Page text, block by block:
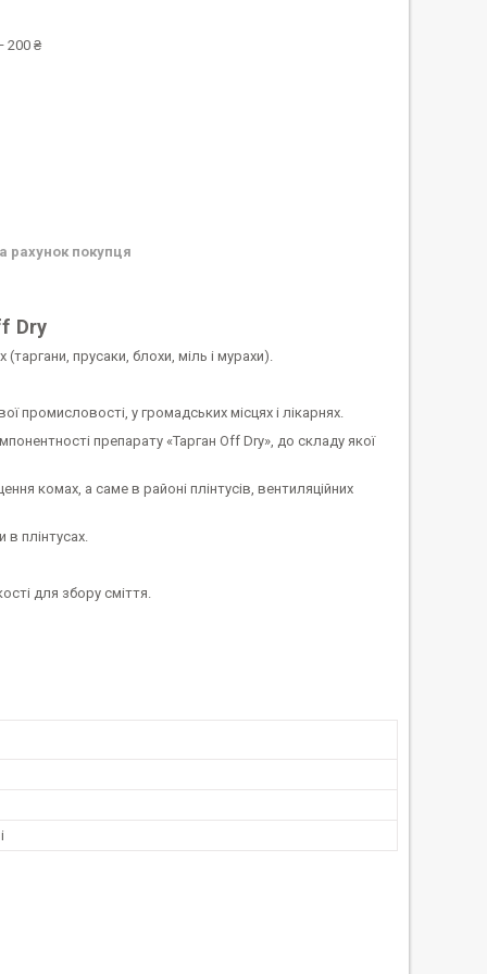
200 ₴
рахунок покупця
Dry
(таргани, прусаки, блохи, міль і мурахи).
промисловості, у громадських місцях і лікарнях.
препарату «Тарган Off Dry», до складу якої
комах, а саме в районі плінтусів, вентиляційних
в плінтусах.
для збору сміття.